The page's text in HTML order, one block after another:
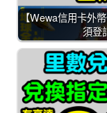
【Wewa信用卡外
須登